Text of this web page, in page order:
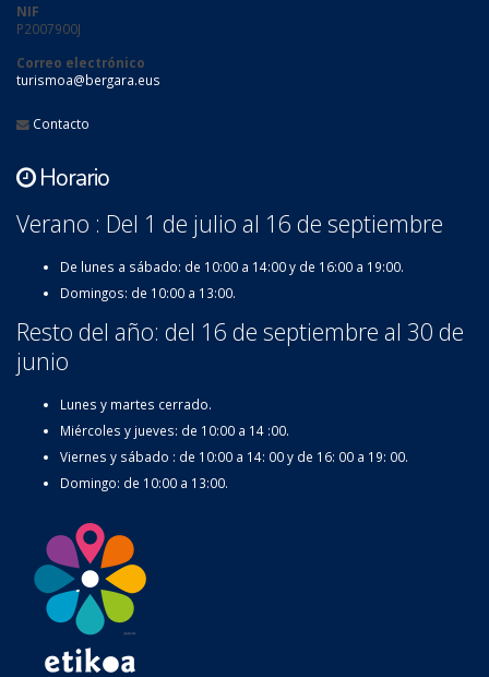
NIF
P2007900J
Correo electrónico
turismoa@bergara.eus
Contacto
Horario
Verano : Del 1 de julio al 16 de septiembre
De lunes a sábado: de 10:00 a 14:00 y de 16:00 a 19:00.
Domingos: de 10:00 a 13:00.
Resto del año: del 16 de septiembre al 30 de
junio
Lunes y martes cerrado.
Miércoles y jueves: de 10:00 a 14 :00.
Viernes y sábado : de 10:00 a 14: 00 y de 16: 00 a 19: 00.
Domingo: de 10:00 a 13:00.